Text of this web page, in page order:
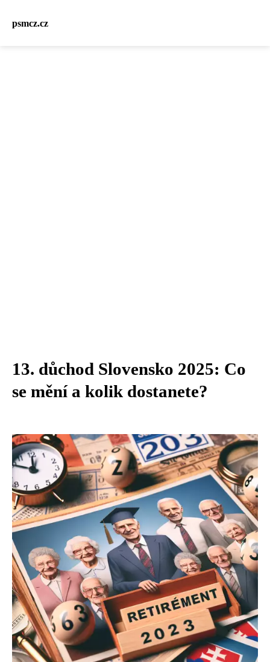
psmcz.cz
13. důchod Slovensko 2025: Co
se mění a kolik dostanete?